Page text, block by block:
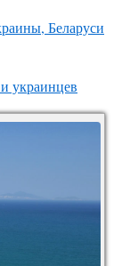
Беларуси
украинцев